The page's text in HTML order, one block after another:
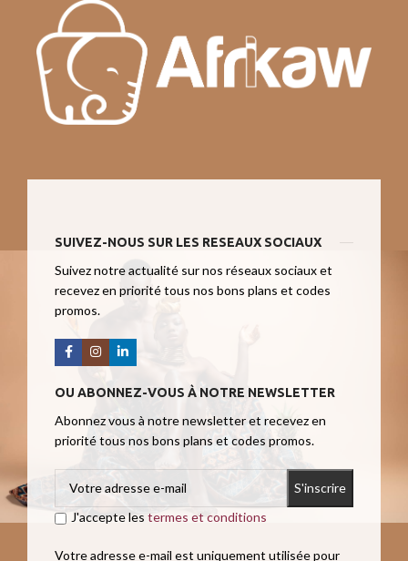
SUIVEZ-NOUS SUR LES RESEAUX SOCIAUX
Suivez notre actualité sur nos réseaux sociaux et
recevez en priorité tous nos bons plans et codes
promos.
OU ABONNEZ-VOUS À NOTRE NEWSLETTER
Abonnez vous à notre newsletter et recevez en
priorité tous nos bons plans et codes promos.
J'accepte les termes et conditions
Votre adresse e-mail est uniquement utilisée pour